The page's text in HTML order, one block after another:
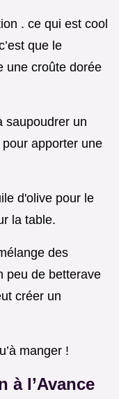
. ce qui est cool
que le
une croûte dorée
saupoudrer un
apporter une
d'olive pour le
la table.
des
peu de betterave
créer un
manger !
à l’Avance